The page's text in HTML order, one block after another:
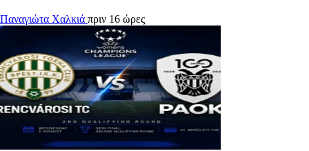
Παναγιώτα Χαλκιά πριν 16 ώρες